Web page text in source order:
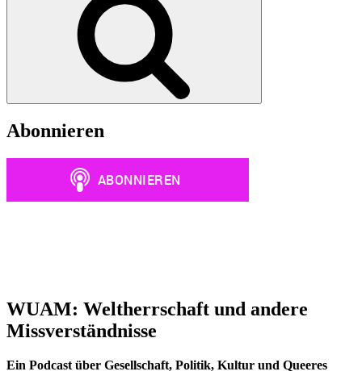
Abonnieren
WUAM: Weltherrschaft und andere
Missverständnisse
Ein Podcast über Gesellschaft, Politik, Kultur und Queeres